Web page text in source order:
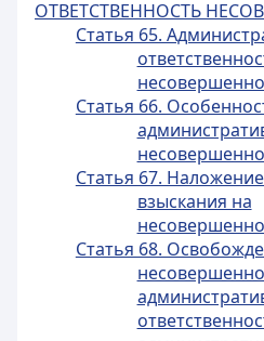
ОТВЕТСТВЕННОСТЬ
Статья 65.
Статья 66.
Статья 67.
взыскания на
Статья 68.